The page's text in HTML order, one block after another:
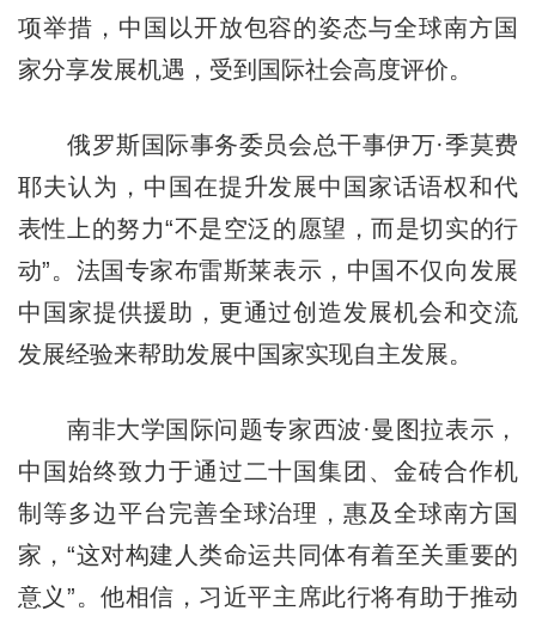
项举措，中国以开放包容的姿态与全球南方国
家分享发展机遇，受到国际社会高度评价。
俄罗斯国际事务委员会总干事伊万·季莫费
耶夫认为，中国在提升发展中国家话语权和代
表性上的努力“不是空泛的愿望，而是切实的行
动”。法国专家布雷斯莱表示，中国不仅向发展
中国家提供援助，更通过创造发展机会和交流
发展经验来帮助发展中国家实现自主发展。
南非大学国际问题专家西波·曼图拉表示，
中国始终致力于通过二十国集团、金砖合作机
制等多边平台完善全球治理，惠及全球南方国
家，“这对构建人类命运共同体有着至关重要的
意义”。他相信，习近平主席此行将有助于推动